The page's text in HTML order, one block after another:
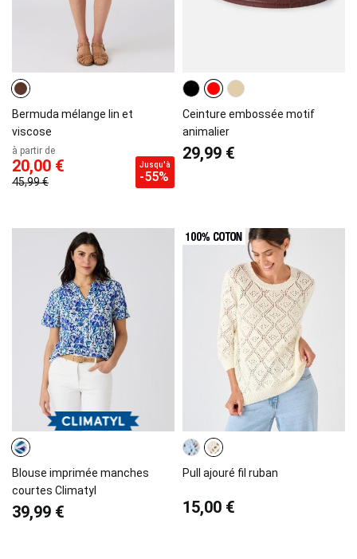
Bermuda mélange lin et
viscose
à partir de
20,00 €
45,99 €
Jusqu'à
-55%
Ceinture embossée motif
animalier
29,99 €
Blouse imprimée manches
courtes Climatyl
39,99 €
Pull ajouré fil ruban
15,00 €